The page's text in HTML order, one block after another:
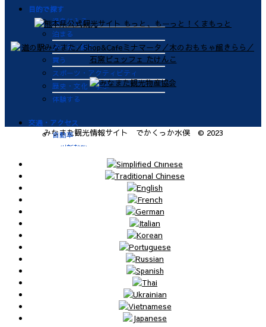
目的で探す
温泉に入る
泊まる
食べる・飲む
買う
スポーツ・アクティビティ
歴史・文化・学ぶ
体験する
交通・アクセス
自動車
九州新幹線
肥薩おれんじ鉄道
海上タクシー定期便 時刻表
肥薩おれんじ鉄道 レンタサイク
ビジターバース（水俣港百間浮桟
みなまた観光情報サイト でかくっか水俣 © 2023